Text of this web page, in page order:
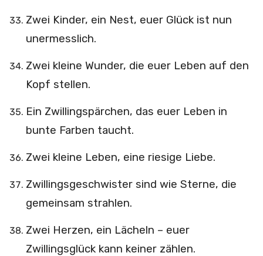
Zwei Kinder, ein Nest, euer Glück ist nun
unermesslich.
Zwei kleine Wunder, die euer Leben auf den
Kopf stellen.
Ein Zwillingspärchen, das euer Leben in
bunte Farben taucht.
Zwei kleine Leben, eine riesige Liebe.
Zwillingsgeschwister sind wie Sterne, die
gemeinsam strahlen.
Zwei Herzen, ein Lächeln – euer
Zwillingsglück kann keiner zählen.